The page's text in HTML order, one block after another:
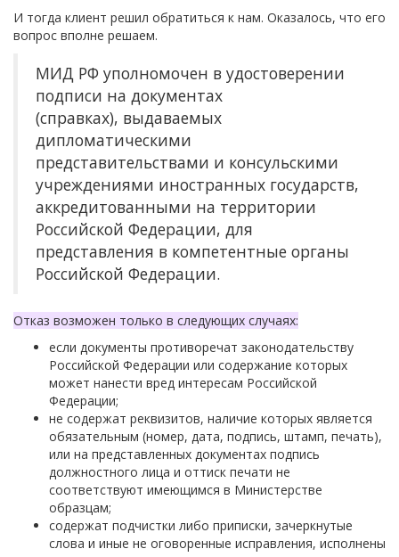
И тогда клиент решил обратиться к нам. Оказалось, что его
вопрос вполне решаем.
МИД РФ уполномочен в удостоверении
подписи на документах
(справках), выдаваемых
дипломатическими
представительствами и консульскими
учреждениями иностранных государств,
аккредитованными на территории
Российской Федерации, для
представления в компетентные органы
Российской Федерации.
Отказ возможен только в следующих случаях:
если документы противоречат законодательству
Российской Федерации или содержание которых
может нанести вред интересам Российской
Федерации;
не содержат реквизитов, наличие которых является
обязательным (номер, дата, подпись, штамп, печать),
или на представленных документах подпись
должностного лица и оттиск печати не
соответствуют имеющимся в Министерстве
образцам;
содержат подчистки либо приписки, зачеркнутые
слова и иные не оговоренные исправления, исполнены